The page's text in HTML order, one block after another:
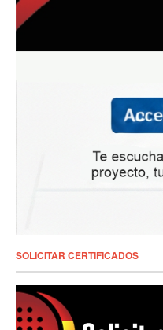
SOLICITAR CERTIFICADOS